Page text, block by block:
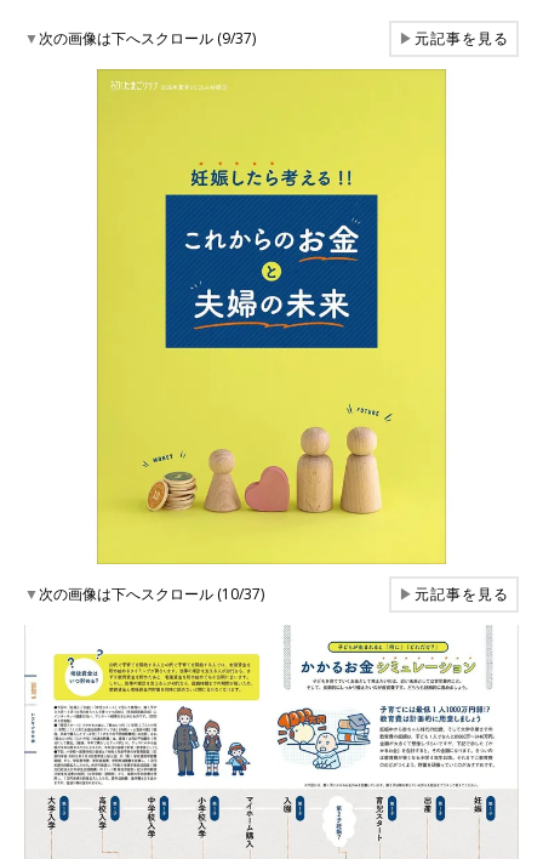
▼次の画像は下へスクロール (9/37) ▶元記事を見る
▼次の画像は下へスクロール (10/37) ▶元記事を見る